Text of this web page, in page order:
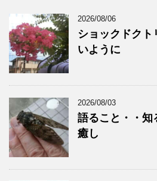
2026/08/06
ショックドクト
いように
2026/08/03
語ること・・知
癒し